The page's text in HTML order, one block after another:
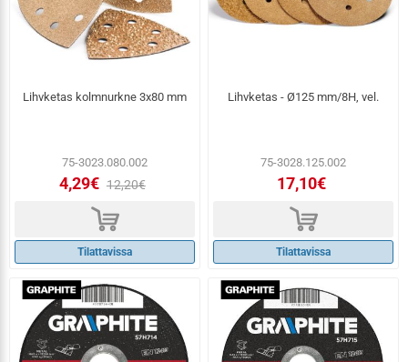
Lihvketas kolmnurkne 3x80 mm
75-3023.080.002
4,29€ 12,20€
d
Tilattavissa
Lihvketas - Ø125 mm/8H, vel.
75-3028.125.002
17,10€
d
Tilattavissa